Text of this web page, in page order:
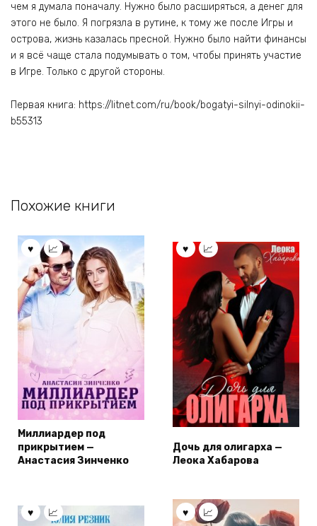
чем я думала поначалу. Нужно было расширяться, а денег для
этого не было. Я погрязла в рутине, к тому же после Игры и
острова, жизнь казалась пресной. Нужно было найти финансы
и я всё чаще стала подумывать о том, чтобы принять участие
в Игре. Только с другой стороны.
Первая книга: https://litnet.com/ru/book/bogatyi-silnyi-odinokii-
b55313
Похожие книги
Миллиардер под
прикрытием —
Анастасия Зинченко
Дочь для олигарха —
Леока Хабарова